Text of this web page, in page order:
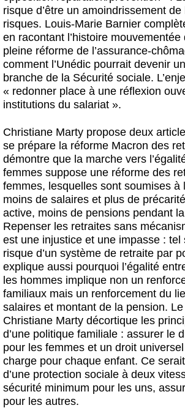
risque d’être un amoindrissement
risques. Louis-Marie Barnier
en racontant l’histoire mouvementée
pleine réforme de l’assurance-
comment l’Unédic pourrait devenir
branche de la Sécurité sociale.
« redonner place à une réflexion
institutions du salariat ».
Christiane Marty propose deux
se prépare la réforme Macron des
démontre que la marche vers
femmes suppose une réforme des
femmes, lesquelles sont soumises à
moins de salaires et plus de
active, moins de pensions pendant
Repenser les retraites sans
est une injustice et une impasse : tel
risque d’un système de retraite par
explique aussi pourquoi l’égalité
les hommes implique non un
familiaux mais un renforcement du
salaires et montant de la pension.
Christiane Marty décortique les
d’une politique familiale : assurer le
pour les femmes et un droit
charge pour chaque enfant. Ce
d’une protection sociale à deux
sécurité minimum pour les uns,
pour les autres.